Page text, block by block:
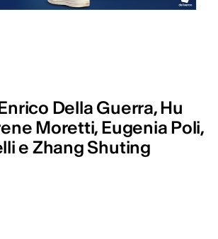
Della Guerra, Hu
Moretti, Eugenia Poli,
e Zhang Shuting